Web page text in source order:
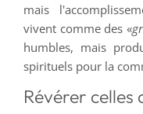
mais
vivent comme des «
humbles, mais
spirituels pour la
Révérer celles